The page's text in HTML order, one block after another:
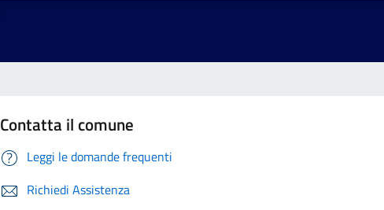
Contatta il comune
Leggi le domande frequenti
Richiedi Assistenza